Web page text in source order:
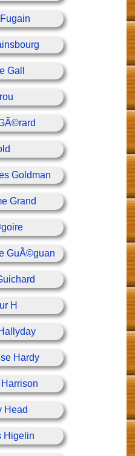
Gall
Goldman
Grand
GuÃ©guan
H
Hardy
Head
Higelin